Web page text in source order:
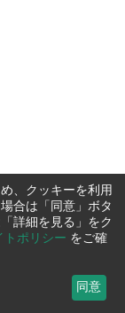
、クッキーを利用
合は「同意」ボタ
詳細を見る」をク
トポリシー をご確
同意